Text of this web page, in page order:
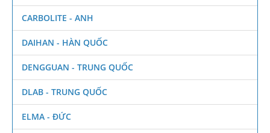
CARBOLITE - ANH
DAIHAN - HÀN QUỐC
DENGGUAN - TRUNG QUỐC
DLAB - TRUNG QUỐC
ELMA - ĐỨC